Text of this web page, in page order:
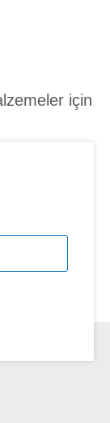
için